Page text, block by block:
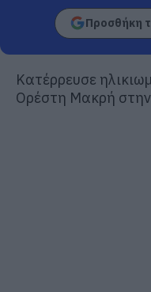
Προσθήκη
Κατέρρευσε
Ορέστη Μακρή